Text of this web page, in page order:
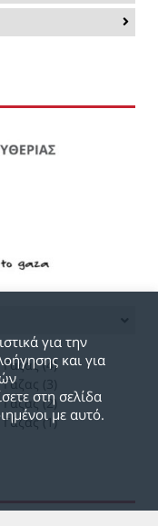
(4)
(3)
(2)
(1)
για την
και για
στη σελίδα
με αυτό.